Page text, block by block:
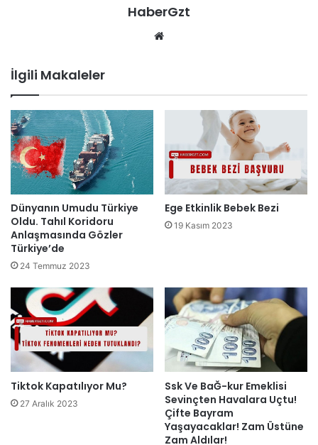
HaberGzt
İlgili Makaleler
Dünyanın Umudu Türkiye
Oldu. Tahıl Koridoru
Anlaşmasında Gözler
Türkiye’de
24 Temmuz 2023
Ege Etkinlik Bebek Bezi
19 Kasım 2023
Tiktok Kapatılıyor Mu?
27 Aralık 2023
Ssk Ve BaĞ-kur Emeklisi
Sevinçten Havalara Uçtu!
Çifte Bayram
Yaşayacaklar! Zam Üstüne
Zam Aldılar!